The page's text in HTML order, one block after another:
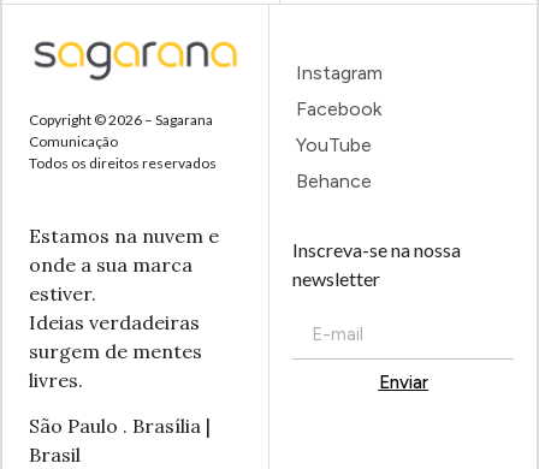
Copyright © 2026 – Sagarana
Comunicação
Todos os direitos reservados
Estamos na nuvem e
onde a sua marca
estiver.
Ideias verdadeiras
surgem de mentes
livres.
São Paulo . Brasília |
Brasil
Instagram
Facebook
YouTube
Behance
Inscreva-se na nossa
newsletter
Enviar